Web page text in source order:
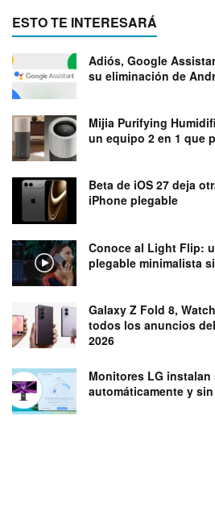
ESTO TE INTERESARÁ
Adiós, Google
su eliminación de
Mijia Purifying
un equipo 2 en 1 que
Beta de iOS 27 deja
iPhone plegable
Conoce al Light Flip:
plegable minimalista
Galaxy Z Fold 8,
todos los anuncios
2026
Monitores LG
automáticamente y